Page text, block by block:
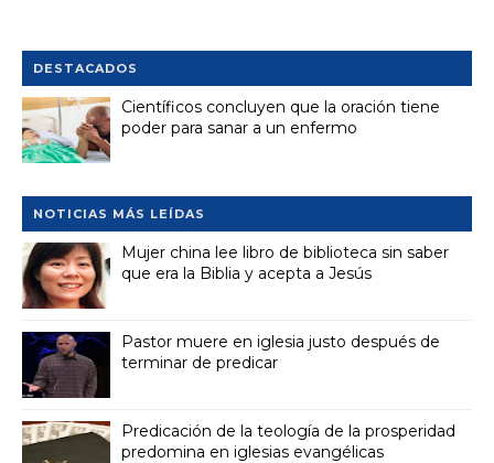
DESTACADOS
Científicos concluyen que la oración tiene
poder para sanar a un enfermo
NOTICIAS MÁS LEÍDAS
Mujer china lee libro de biblioteca sin saber
que era la Biblia y acepta a Jesús
Pastor muere en iglesia justo después de
terminar de predicar
Predicación de la teología de la prosperidad
predomina en iglesias evangélicas